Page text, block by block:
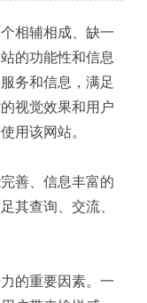
相辅相成、缺一
的功能性和信息
务和信息，满足
视觉效果和用户
用该网站。
善、信息丰富的
其查询、交流、
的重要因素。一